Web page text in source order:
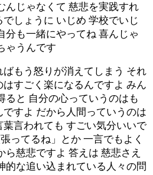
んじゃなくて 慈悲を実践すれ
しょうに いじめ 学校でいじ
分も一緒にやってね 喜んじゃ
ゃうんです
もう怒りが消えてしまう それ
すごく楽になるんですよ みん
ると 自分の心っていうのはも
すよ だから人間っていうのは
言われても すごい気分いいで
ってるね」とか 一言でもよく
慈悲ですよ 答えは 慈悲さえ
的な追い込まれている人々の問